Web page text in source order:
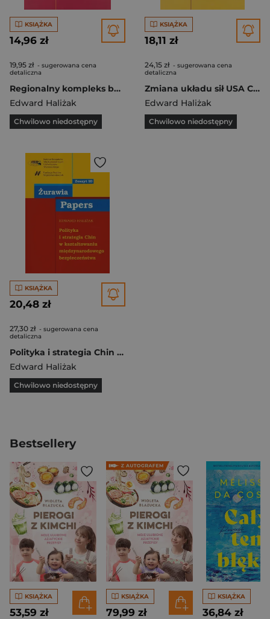
KSIĄŻKA
14,96 zł
19,95 zł - sugerowana cena
detaliczna
Regionalny kompleks bezpieczeństwa Azji Północno-Wschodniej
Edward Haliżak
Chwilowo niedostępny
KSIĄŻKA
18,11 zł
24,15 zł - sugerowana cena
detaliczna
Zmiana układu sił USA Chiny a transformacja porządku międzynarodowego
Edward Haliżak
Chwilowo niedostępny
KSIĄŻKA
20,48 zł
27,30 zł - sugerowana cena
detaliczna
Polityka i strategia Chin w kształtowaniu międzynarodowego bezpieczeństwa 10
Edward Haliżak
Chwilowo niedostępny
Bestsellery
KSIĄŻKA
53,59 zł
KSIĄŻKA
79,99 zł
KSIĄŻKA
36,84 zł